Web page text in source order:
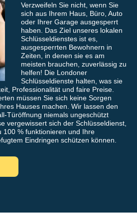
Verzweifeln Sie nicht, wenn Sie
sich aus Ihrem Haus, Büro, Auto
oder Ihrer Garage ausgesperrt
haben. Das Ziel unseres lokalen
Schlüsseldienstes ist es,
ausgesperrten Bewohnern in
Zeiten, in denen sie es am
meisten brauchen, zuverlässig zu
helfen! Die Londoner
Schlüsseldienste halten, was sie
Professionalität und faire Preise.
müssen Sie sich keine Sorgen
Hauses machen. Wir lassen den
Türöffnung niemals ungeschützt
vergewissert sich der Schlüsseldienst,
100 % funktionieren und Ihre
Eindringen schützen können.